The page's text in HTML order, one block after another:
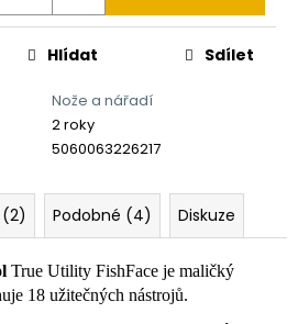
Nože a nářadí
2 roky
5060063226217
Hlídat Sdílet
Podobné (4) Diskuze
True Utility FishFace je maličký
18 užitečných nástrojů.